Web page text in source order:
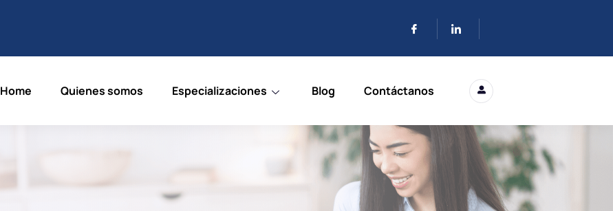
Home Quienes somos Especializaciones Blog Contáctanos